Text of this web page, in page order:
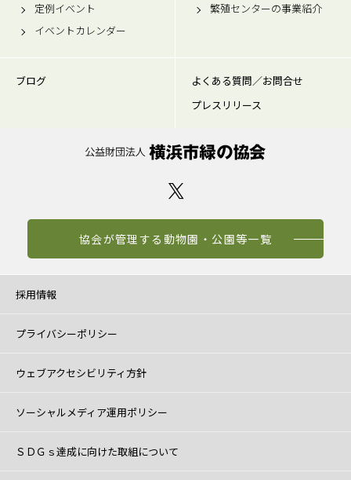
定例イベント
イベントカレンダー
繁殖センターの事業紹介
ブログ
よくある質問／お問合せ
プレスリリース
協会が管理する動物園・公園等一覧
採用情報
プライバシーポリシー
ウェブアクセシビリティ方針
ソーシャルメディア運用ポリシー
ＳＤＧｓ達成に向けた取組について